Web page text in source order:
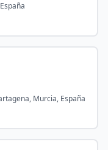
Murcia, España